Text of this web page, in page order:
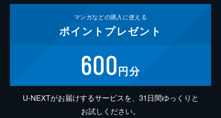
マンガなどの購入に使える
ポイント プレゼント
600円分
U-NEXTがお届けするサービスを、31日間ゆっくりと
お試しください。